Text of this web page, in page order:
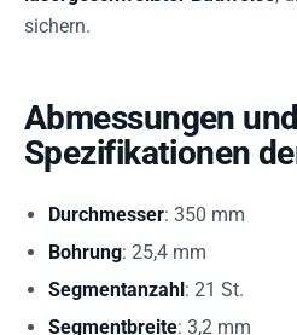
sichern.
Abmessungen und
Spezifikationen
Durchmesser: 350 mm
Bohrung: 25,4 mm
Segmentanzahl: 21 St.
Segmentbreite: 3,2 mm